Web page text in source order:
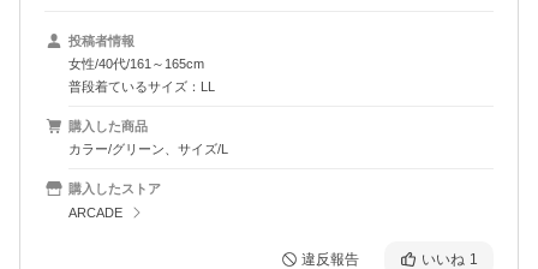
投稿者情報
女性/40代/161～165cm
普段着ているサイズ：LL
購入した商品
カラー/グリーン、サイズ/L
購入したストア
ARCADE
違反報告 いいね 1